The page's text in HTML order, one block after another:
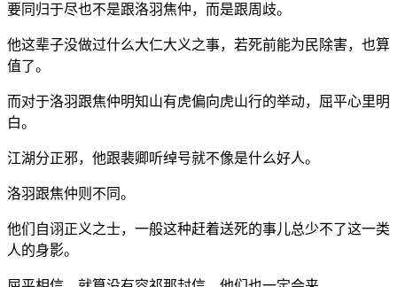
要同归于尽也不是跟洛羽焦仲，而是跟周歧。
他这辈子没做过什么大仁大义之事，若死前能为民除害，也算
值了。
而对于洛羽跟焦仲明知山有虎偏向虎山行的举动，屈平心里明
白。
江湖分正邪，他跟裴卿听绰号就不像是什么好人。
洛羽跟焦仲则不同。
他们自诩正义之士，一般这种赶着送死的事儿总少不了这一类
人的身影。